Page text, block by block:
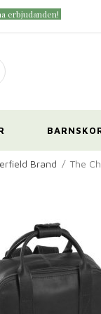
erbjudanden!
Brand / The